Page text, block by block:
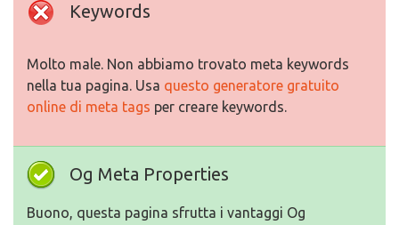
Keywords
Molto male. Non abbiamo trovato meta keywords
nella tua pagina. Usa questo generatore gratuito
online di meta tags per creare keywords.
Og Meta Properties
Buono, questa pagina sfrutta i vantaggi Og